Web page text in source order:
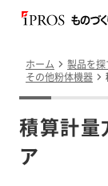
ホーム 製品を探
その他粉体機器
積算計
ア